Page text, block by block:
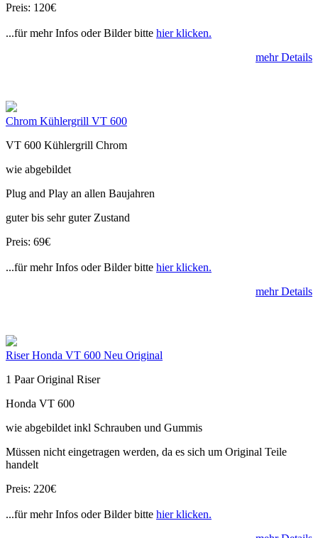
Preis: 120€
...für mehr Infos oder Bilder bitte hier klicken.
mehr Details
Chrom Kühlergrill VT 600
VT 600 Kühlergrill Chrom
wie abgebildet
Plug and Play an allen Baujahren
guter bis sehr guter Zustand
Preis: 69€
...für mehr Infos oder Bilder bitte hier klicken.
mehr Details
Riser Honda VT 600 Neu Original
1 Paar Original Riser
Honda VT 600
wie abgebildet inkl Schrauben und Gummis
Müssen nicht eingetragen werden, da es sich um Original Teile
handelt
Preis: 220€
...für mehr Infos oder Bilder bitte hier klicken.